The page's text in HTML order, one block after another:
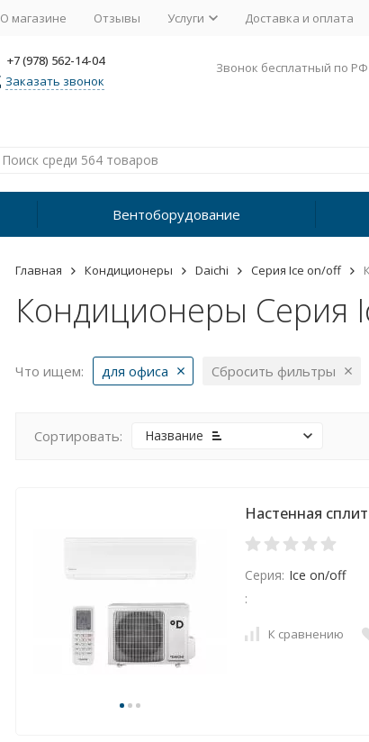
О магазине Отзывы Услуги Доставка и оплата
+7 (978) 562-14-04
Заказать звонок
Звонок бесплатный по РФ
Вентоборудование
Главная Кондиционеры Daichi Серия Ice on/off
Кондиционеры Серия
Что ищем: для офиса Сбросить фильтры
Сортировать: Название
Настенная
Серия: Ice on/off
:
К сравнению